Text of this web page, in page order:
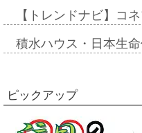
【トレンドナビ】コ
積水ハウス・日本生
ピックアップ